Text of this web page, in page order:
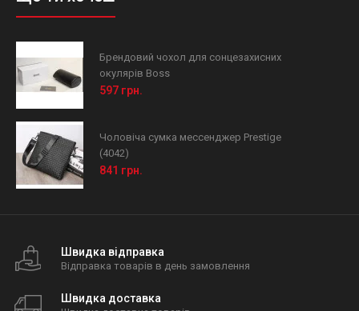
Брендовий чохол для сонцезахисних
окулярів Boss
597 грн.
Чоловіча сумка мессенджер Prestige
(4042)
841 грн.
Швидка відправка
Відправка товарів в день замовлення
Швидка доставка